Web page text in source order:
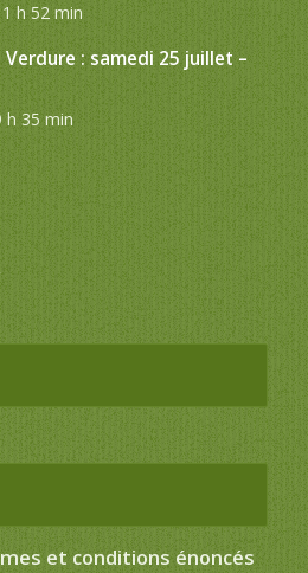
h 52 min
Verdure : samedi 25 juillet –
h 35 min
et conditions énoncés